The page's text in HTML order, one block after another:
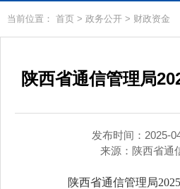
当前位置： 首页 > 政务公开 > 财政资金
陕西省通信管理局
发布时间：2025-
来源： 陕西省通
陕西省通信管理局